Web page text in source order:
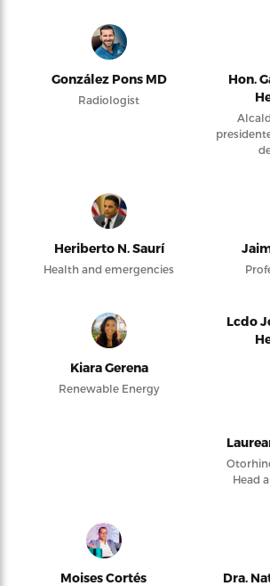
González Pons MD
Radiologist
Hon.
Heriberto N. Saurí
Health and emergencies
Kiara Gerena
Renewable Energy
Lcdo
Head
Moises Cortés Dra.